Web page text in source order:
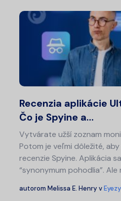
Recenzia aplikácie
Čo je Spyine a...
Vytvárate užší zoznam
Potom je veľmi dôležité,
recenzie Spyine. Aplikácia
“synonymum pohodlia”. Ale
autorom Melissa E. Henry v